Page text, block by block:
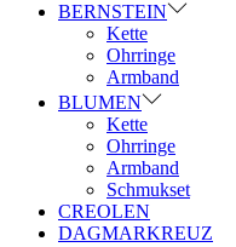
BERNSTEIN
Kette
Ohrringe
Armband
BLUMEN
Kette
Ohrringe
Armband
Schmukset
CREOLEN
DAGMARKREUZ